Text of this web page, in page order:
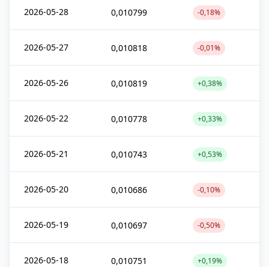
2026-05-28 0,010799 -0,18%
2026-05-27 0,010818 -0,01%
2026-05-26 0,010819 +0,38%
2026-05-22 0,010778 +0,33%
2026-05-21 0,010743 +0,53%
2026-05-20 0,010686 -0,10%
2026-05-19 0,010697 -0,50%
2026-05-18 0,010751 +0,19%